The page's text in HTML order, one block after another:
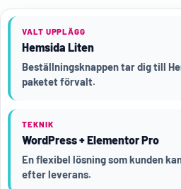
VALT UPPLÄGG
Hemsida Liten
Beställningsknappen tar dig till
paketet förvalt.
TEKNIK
WordPress + Elementor Pro
En flexibel lösning som kunden
efter leverans.